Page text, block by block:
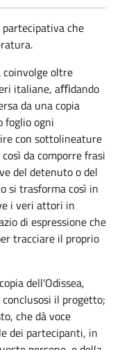
che
coinvolge oltre
italiane, aﬃdando
da una copia
foglio ogni
con sottolineature
da comporre frasi
del detenuto o del
si trasforma così in
i veri attori in
di espressione che
tracciare il proprio
dell'Odissea,
il progetto;
che dà voce
dei partecipanti, in